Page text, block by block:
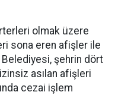
olmak üzere
sona eren afişler ile
şehrin dört
asılan afişleri
cezai işlem